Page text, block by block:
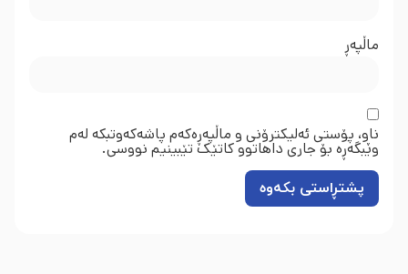
ماڵپه‌ڕ
ناو، پۆستی ئەلیکترۆنی و ماڵپەڕەکەم پاشەکەوتبکە لەم
وێبگەڕە بۆ جاری داهاتوو کاتێک تێبینیم نووسی.